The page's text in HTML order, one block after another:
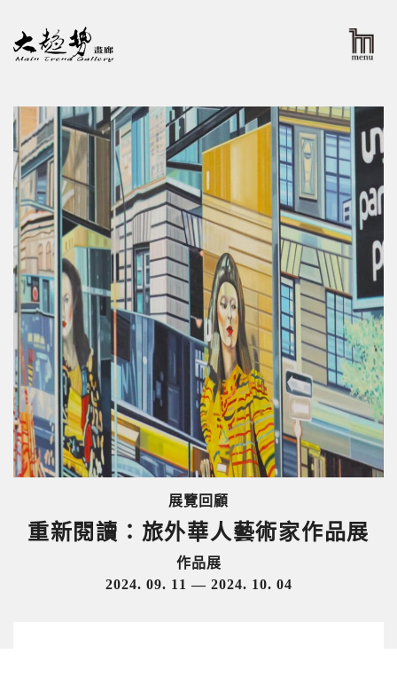
展覽回顧
重新閱讀：旅外華人藝術家作品展
作品展
2024. 09. 11 — 2024. 10. 04